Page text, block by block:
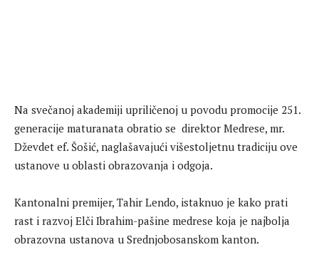
Na svečanoj akademiji upriličenoj u povodu promocije 251.
generacije maturanata obratio se direktor Medrese, mr.
Dževdet ef. Šošić, naglašavajući višestoljetnu tradiciju ove
ustanove u oblasti obrazovanja i odgoja.
Kantonalni premijer, Tahir Lendo, istaknuo je kako prati
rast i razvoj Elči Ibrahim-pašine medrese koja je najbolja
obrazovna ustanova u Srednjobosanskom kanton.